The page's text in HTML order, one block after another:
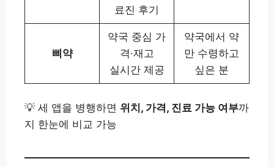
료진 후기
삐약
약국 중심 가
격·재고
실시간 제공
약국에서 약
만 수령하고
싶은 분
💡 세 앱을 병행하면 위치, 가격, 진료 가능 여부까
지 한눈에 비교 가능